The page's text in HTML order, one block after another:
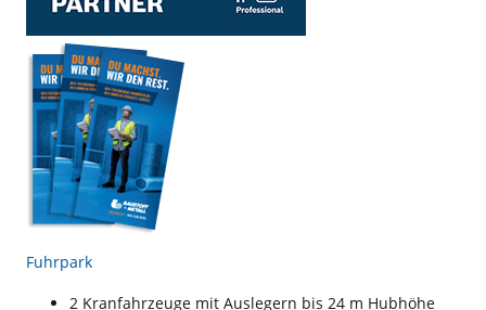
Fuhrpark
2 Kranfahrzeuge mit Auslegern bis 24 m Hubhöhe